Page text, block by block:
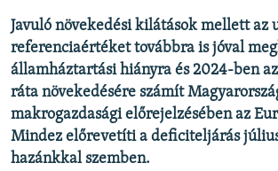
Valamennyi RFE/RL weboldal
Javuló növekedési kilátások mellett az
referenciaértéket továbbra is jóval
államháztartási hiányra és 2024-ben
ráta növekedésére számít
makrogazdasági előrejelzésében az
Mindez előrevetíti a deficiteljárás
hazánkkal szemben.